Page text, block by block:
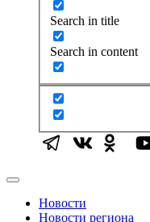
Search in title
Search in content
Новости
Новости региона